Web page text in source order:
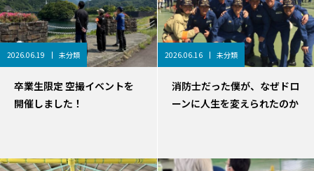
2026.06.19 未分類
卒業生限定 空撮イベントを
開催しました！
2026.06.16 未分類
消防士だった僕が、なぜドロ
ーンに人生を変えられたのか